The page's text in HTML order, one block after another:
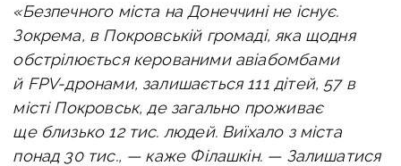
«Безпечного міста на Донеччині не існує.
Зокрема, в Покровській громаді, яка щодня
обстрілюється керованими авіабомбами
й FPV-дронами, залишається 111 дітей, 57 в
місті Покровськ, де загально проживає
ще близько 12 тис. людей. Виїхало з міста
понад 30 тис., — каже Філашкін. — Залишатися